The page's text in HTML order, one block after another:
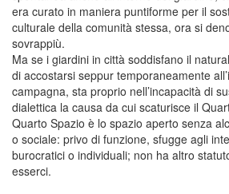
era curato in maniera puntiforme per il
culturale della comunità stessa, ora si
sovrappiù.
Ma se i giardini in città soddisfano il
di accostarsi seppur temporaneamente
campagna, sta proprio nell’incapacità di
dialettica la causa da cui scaturisce il
Quarto Spazio è lo spazio aperto senza
o sociale: privo di funzione, sfugge agli
burocratici o individuali; non ha altro
esserci.